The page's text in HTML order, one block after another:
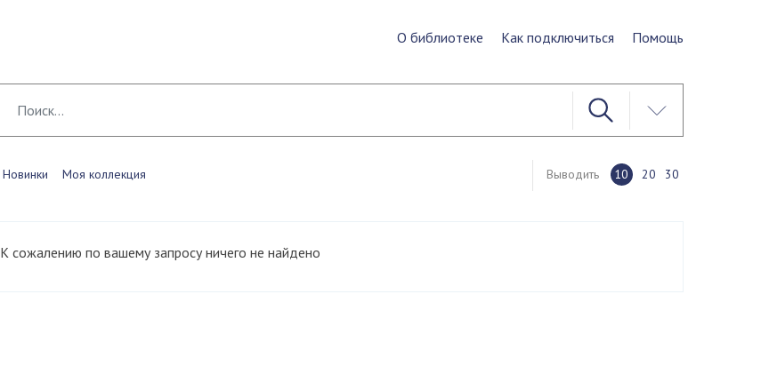
О библиотеке Как подключиться Помощь
Новинки Моя коллекция Выводить 10 20 30
К сожалению по вашему запросу ничего не найдено